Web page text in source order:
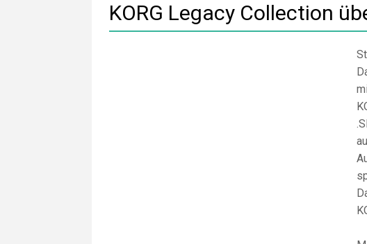
KORG Legacy Collection